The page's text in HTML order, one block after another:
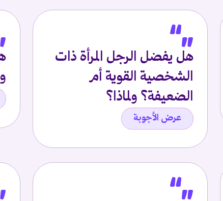
هل يفضل الرجل المرأة ذات
الشخصية القوية أم
الضعيفة؟ ولماذا؟
عرض الأجوبة